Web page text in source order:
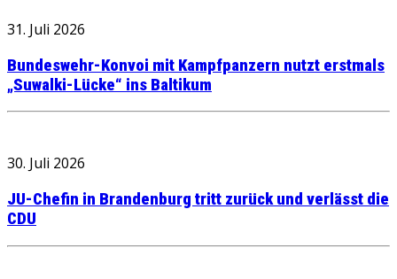
31. Juli 2026
Bundeswehr-Konvoi mit Kampfpanzern nutzt erstmals
„Suwalki-Lücke“ ins Baltikum
30. Juli 2026
JU-Chefin in Brandenburg tritt zurück und verlässt die
CDU